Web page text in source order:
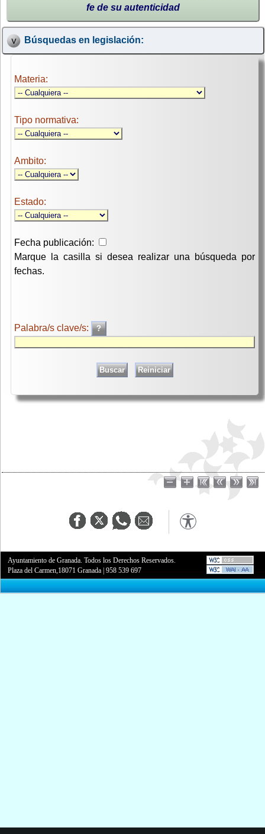
fe de su autenticidad
Búsquedas en legislación:
Materia:
Tipo normativa:
Ambito:
Estado:
Fecha publicación:
Marque la casilla si desea realizar una búsqueda por
fechas.
Palabra/s clave/s:
Ayuntamiento de Granada. Todos los Derechos Reservados.
Plaza del Carmen,18071 Granada |958 539 697